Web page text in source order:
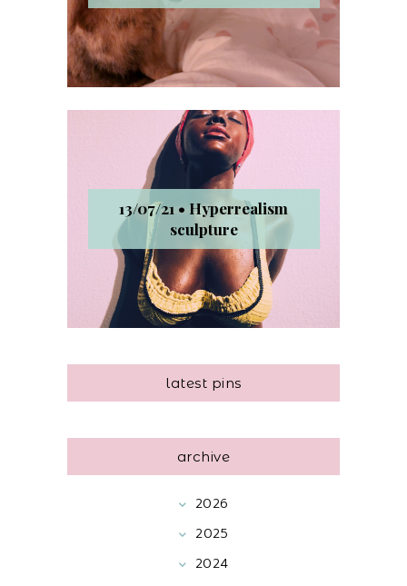
13/07/21 • Hyperrealism
sculpture
latest pins
archive
2026
2025
2024